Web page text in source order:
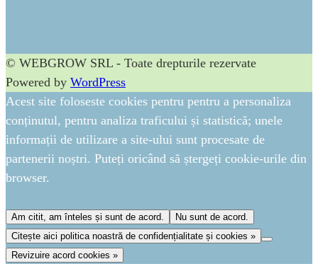
© WEBGROW SRL - Toate drepturile rezervate
Powered by WordPress
Acest site foloseste cookies pentru pentru a personaliza
conținutul, pentru analiza traficului și statistică; unele
informații de utilizare a site-ului sunt procesate de
partenerii noștri. Puteți oricând să ștergeți cookie-urile din
browser.
Am citit, am înteles și sunt de acord.
Nu sunt de acord.
Citește aici politica noastră de confidențialitate și cookies »
Revizuire acord cookies »